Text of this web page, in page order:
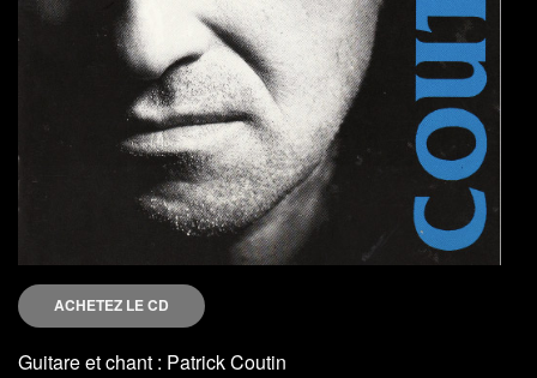
ACHETEZ LE CD
Guitare et chant : Patrick Coutin